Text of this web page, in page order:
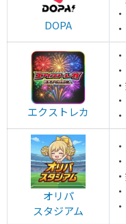
オリパワ
オリくじ
毎
還元率
オリくじ
TORAオリパ
1周
DOPA
エクストレカ
・
オリパ
スタジアム
・